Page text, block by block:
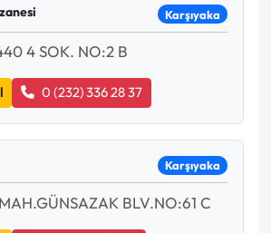
Karşıyaka
4 SOK. NO:2 B
0 (232) 336 28 37
Karşıyaka
BLV.NO:61 C